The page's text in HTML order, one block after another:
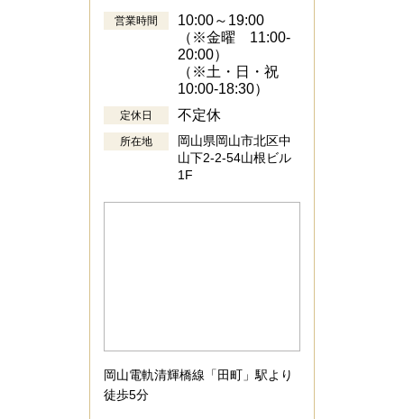
営業時間
10:00～19:00
（※金曜 11:00-
20:00）
（※土・日・祝
10:00-18:30）
定休日 不定休
所在地
岡山県岡山市北区中
山下2-2-54山根ビル
1F
岡山電軌清輝橋線「田町」駅より
徒歩5分